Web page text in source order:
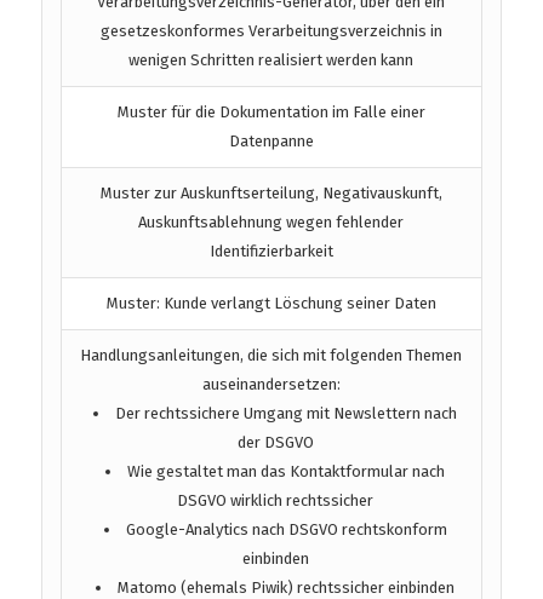
gesetzeskonformes Verarbeitungsverzeichnis in
wenigen Schritten realisiert werden kann
Muster für die Dokumentation im Falle einer
Datenpanne
Muster zur Auskunftserteilung, Negativauskunft,
Auskunftsablehnung wegen fehlender
Identifizierbarkeit
Muster: Kunde verlangt Löschung seiner Daten
Handlungsanleitungen, die sich mit folgenden Themen
auseinandersetzen:
Der rechtssichere Umgang mit Newslettern nach
der DSGVO
Wie gestaltet man das Kontaktformular nach
DSGVO wirklich rechtssicher
Google-Analytics nach DSGVO rechtskonform
einbinden
Matomo (ehemals Piwik) rechtssicher einbinden